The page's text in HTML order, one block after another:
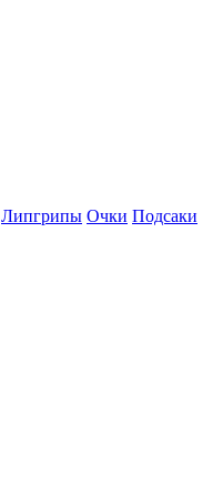
Липгрипы Очки Подсаки